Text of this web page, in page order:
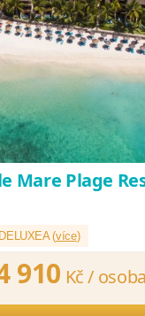
Mare Plage
(více)
910 Kč / osoba